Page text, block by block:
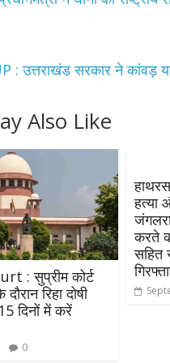
उत्तराखंड सरकार ने कांवड़
Also Like
: सुप्रीम कोर्ट
रिहा दोषी
दिनों में करें
0
हत्या
करते
सहित
All Rights News
Pradesh
समाजवादी
खिलाफ
August 4, 2021